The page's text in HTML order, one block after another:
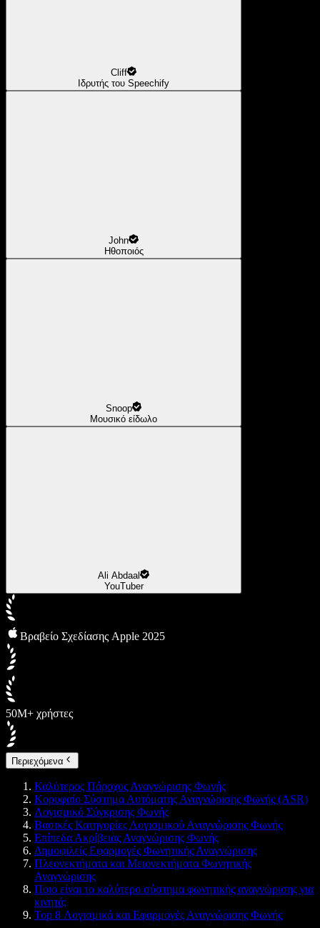
Cliff
Ιδρυτής του Speechify
John
Ηθοποιός
Snoop
Μουσικό είδωλο
Ali Abdaal
YouTuber
Βραβείο Σχεδίασης Apple 2025
50M+ χρήστες
Περιεχόμενα
Καλύτερος Πάροχος Αναγνώρισης Φωνής
Κορυφαίο Σύστημα Αυτόματης Αναγνώρισης Φωνής (ASR)
Λογισμικό Σύγκρισης Φωνής
Βασικές Κατηγορίες Λογισμικού Αναγνώρισης Φωνής
Επίπεδα Ακρίβειας Αναγνώρισης Φωνής
Δημοφιλείς Εφαρμογές Φωνητικής Αναγνώρισης
Πλεονεκτήματα και Μειονεκτήματα Φωνητικής
Αναγνώρισης
Ποιο είναι το καλύτερο σύστημα φωνητικής αναγνώρισης για
κινητά;
Top 8 Λογισμικά και Εφαρμογές Αναγνώρισης Φωνής